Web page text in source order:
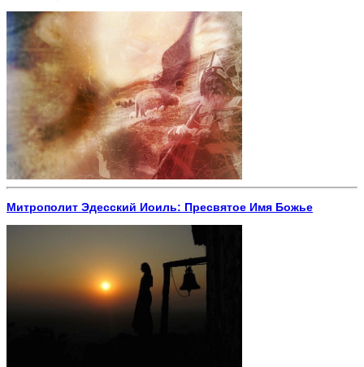
Митрополит Эдесский Иоиль: Пресвятое Имя Божье